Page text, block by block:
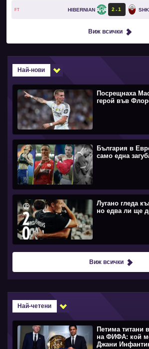
FT HIBERNIAN 2 1
Виж всички
Най-нови
Посрещнаха
герой във
България в
само една
Лугано гледа
но едва ли ще
Виж всички
Най-четени
Петима титани
на ФИФА: кой
Джани